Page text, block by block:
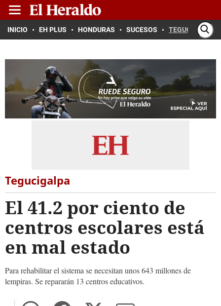
INICIO EH PLUS HONDURAS SUCESOS TEGUCIGALPA
Tegucigalpa
El 41.2 por ciento de
centros escolares está
en mal estado
Para rehabilitar el sistema se necesitan unos 643 millones de
lempiras. Se repararán 13 centros educativos.